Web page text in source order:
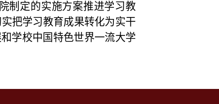
制定的实施方案推进学习教
把学习教育成果转化为实干
学校中国特色世界一流大学